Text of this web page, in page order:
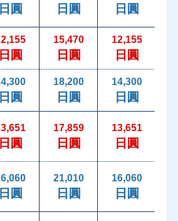
日圓 日圓 日圓
日圓
15,470
日圓
12,155
日圓
日圓
18,200
日圓
14,300
日圓
日圓
17,859
日圓
13,651
日圓
日圓
21,010
日圓
16,060
日圓